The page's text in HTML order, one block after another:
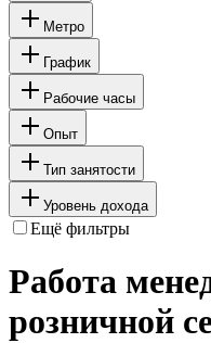
Метро
График
Рабочие часы
Опыт
Тип занятости
Уровень дохода
Ещё фильтры
Работа
розничной